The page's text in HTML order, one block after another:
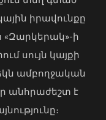
իրավունքը
ի
սույն կայքի
ամբողջական
անհրաժեշտ է